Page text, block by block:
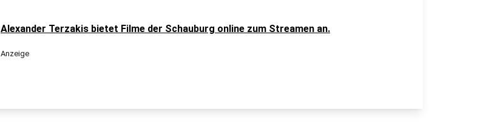
Alexander Terzakis bietet Filme der Schauburg online zum Streamen an.
Anzeige